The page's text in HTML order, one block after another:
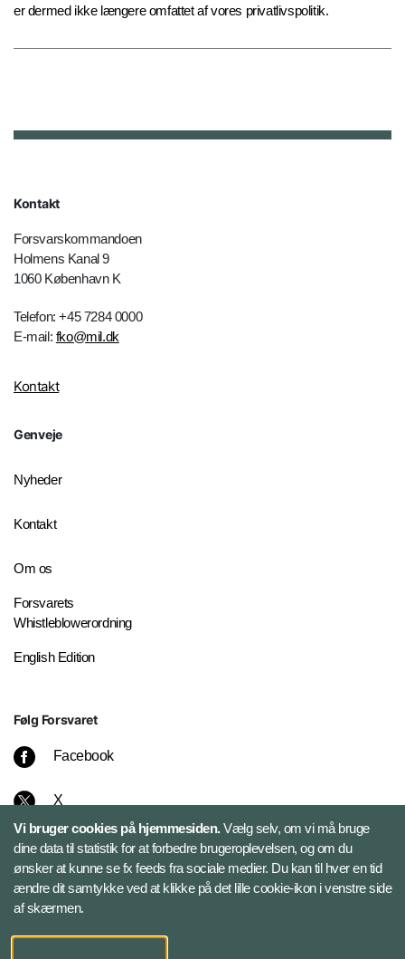
er dermed ikke længere omfattet af vores privatlivspolitik.
Kontakt
Forsvarskommandoen
Holmens Kanal 9
1060 København K
Telefon: +45 7284 0000
E-mail: fko@mil.dk
Kontakt
Genveje
Nyheder
Kontakt
Om os
Forsvarets
Whistleblowerordning
English Edition
Følg Forsvaret
Facebook
X
Instagram
Bluesky
LinkedIn
Vi bruger cookies på hjemmesiden.Vælg selv, om vi må bruge
dine data til statistik for at forbedre brugeroplevelsen, og om du
ønsker at kunne se fx feeds fra sociale medier. Du kan til hver en tid
ændre dit samtykke ved at klikke på det lille cookie-ikon i venstre side
af skærmen.